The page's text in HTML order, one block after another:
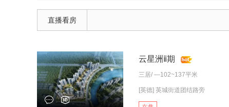
直播看房
云星洲ⅱ期
三居/ —102~137平米
[英德] 英城街道团结路旁